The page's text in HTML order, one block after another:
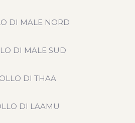
DI MALE NORD
DI MALE SUD
DI THAA
DI LAAMU